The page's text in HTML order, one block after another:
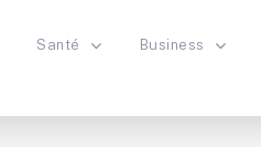
Santé Business